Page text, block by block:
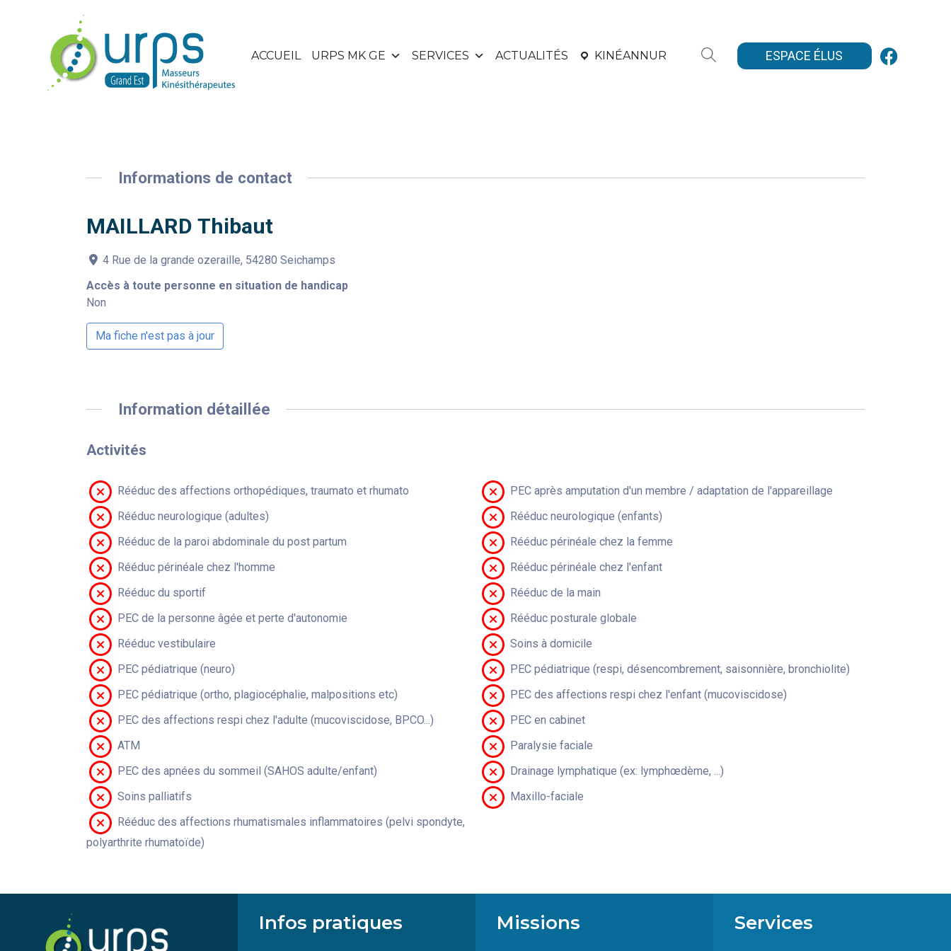
ACCUEIL URPS MK GE SERVICES ACTUALITÉS KINÉANNUR ESPACE ÉLUS
Informations de contact
MAILLARD Thibaut
4 Rue de la grande ozeraille, 54280 Seichamps
Accès à toute personne en situation de handicap
Non
Ma fiche n'est pas à jour
Information détaillée
Activités
Rééduc des affections orthopédiques, traumato et rhumato
PEC après amputation d'un membre / adaptation de l'appareillage
Rééduc neurologique (adultes)
Rééduc neurologique (enfants)
Rééduc de la paroi abdominale du post partum
Rééduc périnéale chez la femme
Rééduc périnéale chez l'homme
Rééduc périnéale chez l'enfant
Rééduc du sportif
Rééduc de la main
PEC de la personne âgée et perte d'autonomie
Rééduc posturale globale
Rééduc vestibulaire
Soins à domicile
PEC pédiatrique (neuro)
PEC pédiatrique (respi, désencombrement, saisonnière, bronchiolite)
PEC pédiatrique (ortho, plagiocéphalie, malpositions etc)
PEC des affections respi chez l'enfant (mucoviscidose)
PEC des affections respi chez l'adulte (mucoviscidose, BPCO...)
PEC en cabinet
ATM
Paralysie faciale
PEC des apnées du sommeil (SAHOS adulte/enfant)
Drainage lymphatique (ex: lymphœdème, ...)
Soins palliatifs
Maxillo-faciale
Rééduc des affections rhumatismales inflammatoires (pelvi spondyte,
polyarthrite rhumatoïde)
Infos pratiques Missions Services